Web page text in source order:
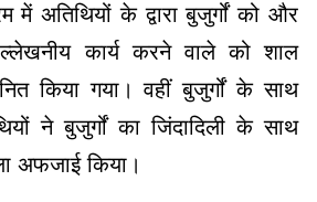
में अतिथियों के द्वारा बुजुर्गों को और
कार्य करने वाले को शाल
किया गया। वहीं बुजुर्गों के साथ
ने बुजुर्गों का जिंदादिली के साथ
अफजाई किया।